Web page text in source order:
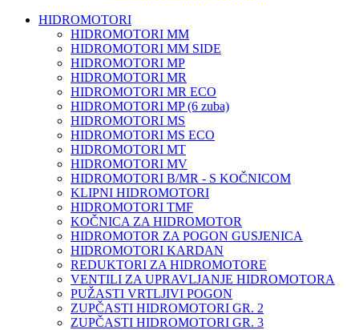
HIDROMOTORI
HIDROMOTORI MM
HIDROMOTORI MM SIDE
HIDROMOTORI MP
HIDROMOTORI MR
HIDROMOTORI MR ECO
HIDROMOTORI MP (6 zuba)
HIDROMOTORI MS
HIDROMOTORI MS ECO
HIDROMOTORI MT
HIDROMOTORI MV
HIDROMOTORI B/MR - S KOČNICOM
KLIPNI HIDROMOTORI
HIDROMOTORI TMF
KOČNICA ZA HIDROMOTOR
HIDROMOTOR ZA POGON GUSJENICA
HIDROMOTORI KARDAN
REDUKTORI ZA HIDROMOTORE
VENTILI ZA UPRAVLJANJE HIDROMOTORA
PUŽASTI VRTLJIVI POGON
ZUPČASTI HIDROMOTORI GR. 2
ZUPČASTI HIDROMOTORI GR. 3